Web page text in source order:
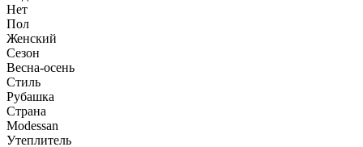
Нет
Пол
Женский
Сезон
Весна-осень
Стиль
Рубашка
Страна
Modessan
Утеплитель